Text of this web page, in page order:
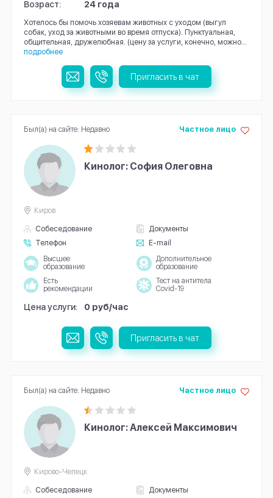
Возраст: 24 года
Хотелось бы помочь хозяевам животных с уходом (выгул
собак, уход за животными во время отпуска). Пунктуальная,
общительная, дружелюбная. (цену за услуги, конечно, можно...
подробнее
Пригласить в чат
Кинолог: София Олеговна
Собеседование
Документы
Телефон
E-mail
Частное лицо
Киров
Высшее
образование
Дополнительное
образование
Есть
рекомендации
Тест на антитела
Covid-19
Цена услуги: 0 руб/час
Был(а) на сайте: Недавно
Пригласить в чат
Кинолог: Алексей Максимович
Собеседование
Документы
Частное лицо
Кирово-Чепецк
Был(а) на сайте: Недавно